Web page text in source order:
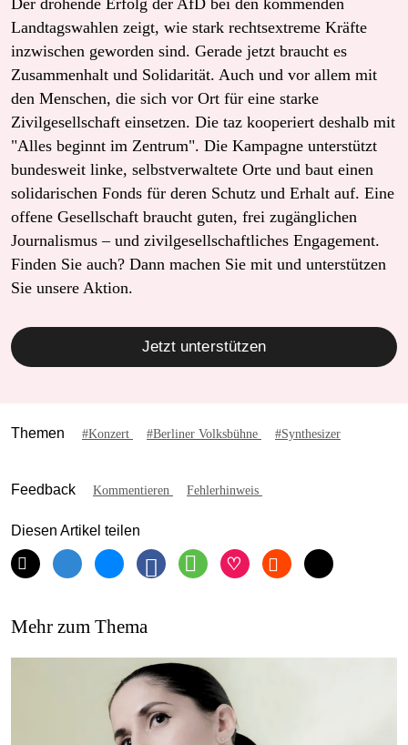
Der drohende Erfolg der AfD bei den kommenden
Landtagswahlen zeigt, wie stark rechtsextreme Kräfte
inzwischen geworden sind. Gerade jetzt braucht es
Zusammenhalt und Solidarität. Auch und vor allem mit
den Menschen, die sich vor Ort für eine starke
Zivilgesellschaft einsetzen. Die taz kooperiert deshalb mit
"Alles beginnt im Zentrum". Die Kampagne unterstützt
bundesweit linke, selbstverwaltete Orte und baut einen
solidarischen Fonds für deren Schutz und Erhalt auf. Eine
offene Gesellschaft braucht guten, frei zugänglichen
Journalismus – und zivilgesellschaftliches Engagement.
Finden Sie auch? Dann machen Sie mit und unterstützen
Sie unsere Aktion.
Jetzt unterstützen
Themen #Konzert #Berliner Volksbühne #Synthesizer
Feedback Kommentieren Fehlerhinweis
Diesen Artikel teilen
Mehr zum Thema